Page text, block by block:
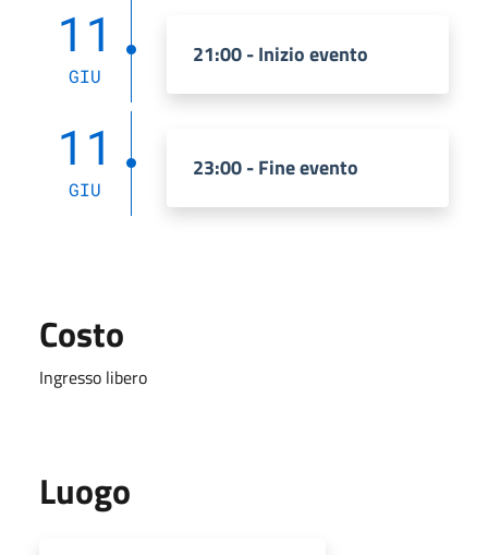
11
GIU
21:00 - Inizio evento
11
GIU
23:00 - Fine evento
Costo
Ingresso libero
Luogo